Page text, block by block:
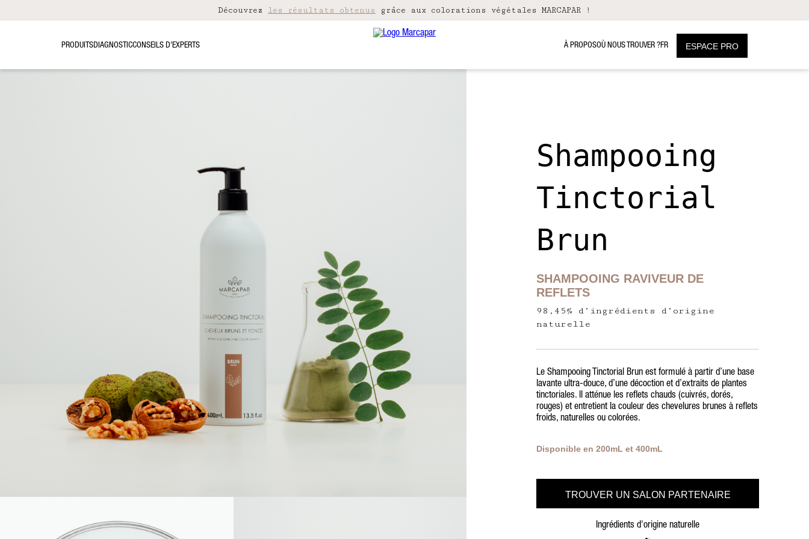
Découvrez les résultats obtenus grâce aux colorations végétales MARCAPAR !
PRODUITSDIAGNOSTICCONSEILS D’EXPERTS À PROPOSOÙ NOUS TROUVER ?FR ESPACE PRO
Shampooing
Tinctorial
Brun
SHAMPOOING RAVIVEUR DE
REFLETS
98,45% d’ingrédients d’origine
naturelle
Le Shampooing Tinctorial Brun est formulé à partir d’une base
lavante ultra-douce, d’une décoction et d’extraits de plantes
tinctoriales. Il atténue les reflets chauds (cuivrés, dorés,
rouges) et entretient la couleur des chevelures brunes à reflets
froids, naturelles ou colorées.
Disponible en 200mL et 400mL
TROUVER UN SALON PARTENAIRE
Ingrédients d'origine naturelle